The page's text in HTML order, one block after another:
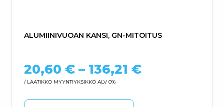
ALUMIINIVUOAN KANSI, GN-MITOITUS
20,60 € – 136,21 €
/ LAATIKKO MYYNTIYKSIKKÖ ALV 0%
Tällä tuotteella on